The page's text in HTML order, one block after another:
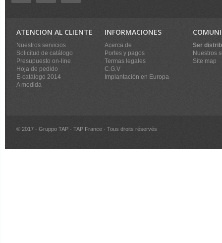
ATENCION AL CLIENTE
Nuestros servicios
Solicitud de catálogo
Presupuesto on-line
Hoja de pedido
E-catálogo 2014
A medida
INFORMACIONES
Acerca de
Portes y pagos
Termas legales
C.G.V
Implantación en Europa
Ser
Nuestros
Site map
© 2017 - Gruppo TAP - TAP France - Tous droits réservés